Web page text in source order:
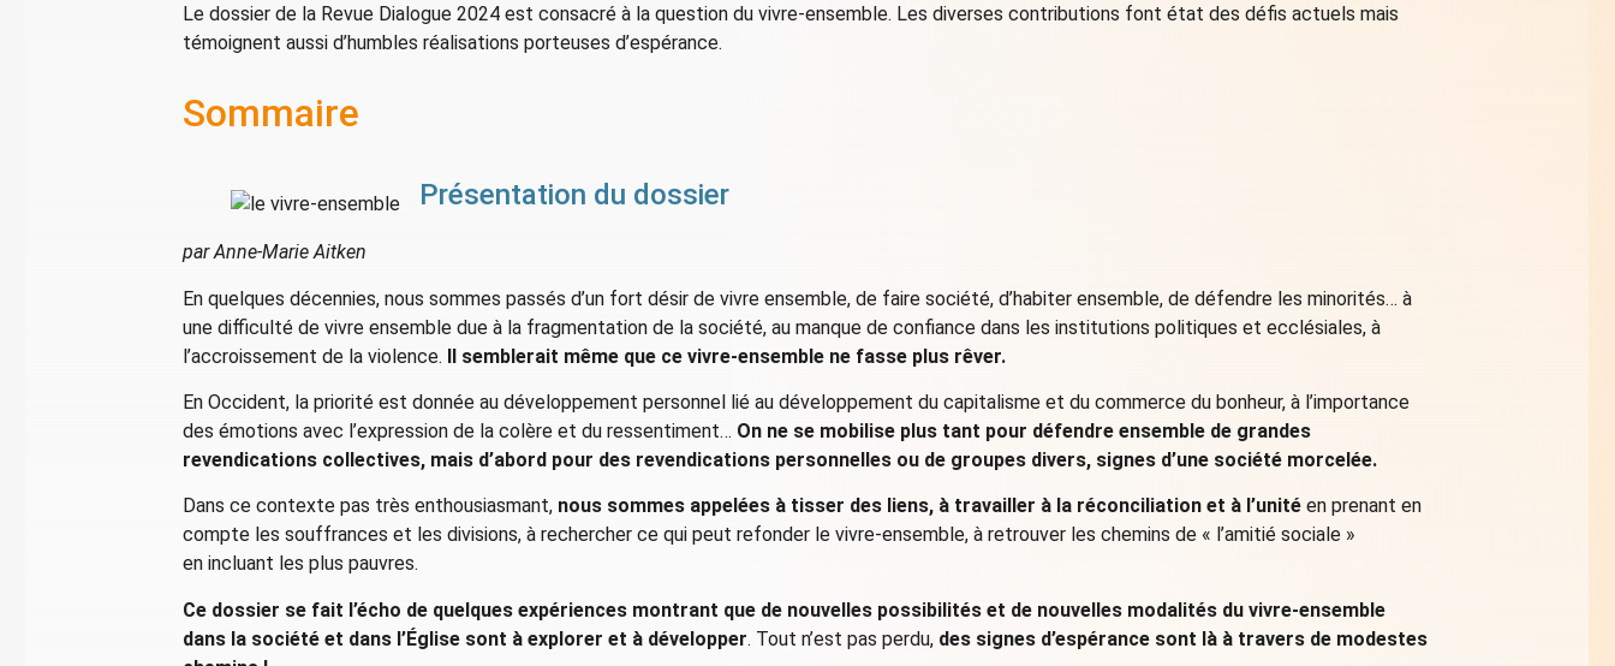
Le dossier de la Revue Dialogue 2024 est consacré à la question du vivre-ensemble. Les diverses contributions font état des défis actuels mais
témoignent aussi d’humbles réalisations porteuses d’espérance.
Sommaire
Présentation du dossier
par Anne-Marie Aitken
En quelques décennies, nous sommes passés d’un fort désir de vivre ensemble, de faire société, d’habiter ensemble, de défendre les minorités… à
une difficulté de vivre ensemble due à la fragmentation de la société, au manque de confiance dans les institutions politiques et ecclésiales, à
l’accroissement de la violence. Il semblerait même que ce vivre-ensemble ne fasse plus rêver.
En Occident, la priorité est donnée au développement personnel lié au développement du capitalisme et du commerce du bonheur, à l’importance
des émotions avec l’expression de la colère et du ressentiment… On ne se mobilise plus tant pour défendre ensemble de grandes
revendications collectives, mais d’abord pour des revendications personnelles ou de groupes divers, signes d’une société morcelée.
Dans ce contexte pas très enthousiasmant, nous sommes appelées à tisser des liens, à travailler à la réconciliation et à l’unité en prenant en
compte les souffrances et les divisions, à rechercher ce qui peut refonder le vivre-ensemble, à retrouver les chemins de « l’amitié sociale »
en incluant les plus pauvres.
Ce dossier se fait l’écho de quelques expériences montrant que de nouvelles possibilités et de nouvelles modalités du vivre-ensemble
dans la société et dans l’Église sont à explorer et à développer. Tout n’est pas perdu, des signes d’espérance sont là à travers de modestes